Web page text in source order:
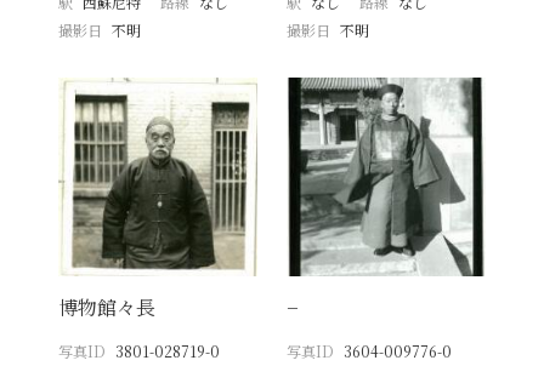
撮影日
不明
撮影日 不明
博物館々長
写真ID 3801-028719-0
−
写真ID 3604-009776-0